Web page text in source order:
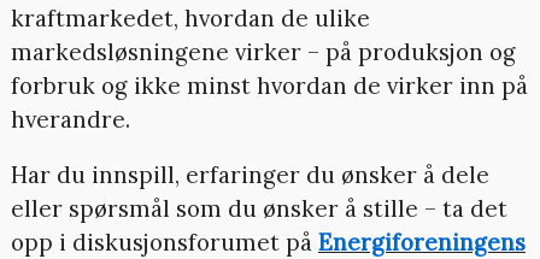
kraftmarkedet, hvordan de ulike
markedsløsningene virker – på produksjon og
forbruk og ikke minst hvordan de virker inn på
hverandre.
Har du innspill, erfaringer du ønsker å dele
eller spørsmål som du ønsker å stille – ta det
opp i diskusjonsforumet på Energiforeningens